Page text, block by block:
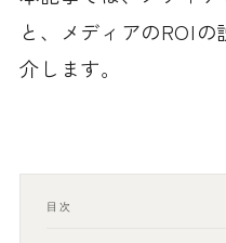
と、メディアのROI
介します。
目次